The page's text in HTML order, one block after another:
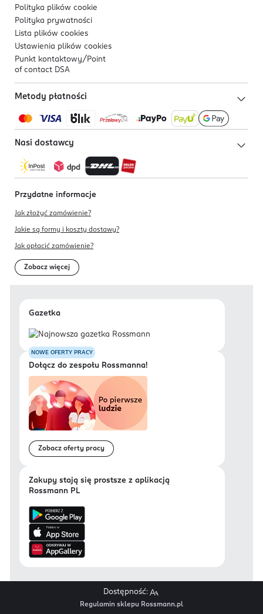
Polityka plików cookie
Polityka prywatności
Lista plików cookies
Ustawienia plików cookies
Punkt kontaktowy/ Point
of contact DSA
Metody płatności
Nasi dostawcy
Przydatne informacje
Jak złożyć zamówienie?
Jakie są formy i koszty dostawy?
Jak opłacić zamówienie?
Zobacz więcej
Gazetka
NOWE OFERTY PRACY
Dołącz do zespołu Rossmanna!
Zobacz oferty pracy
Zakupy stają się prostsze z aplikacją
Rossmann PL
Dostępność:
Regulamin sklepu Rossmann.pl